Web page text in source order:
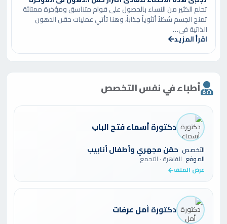
المتقدمة.
من هي أفضل دكتورة نساء وتوليد في
التجمع الخامس؟
تحديد الأفضل يعتمد على معايير مثل الخبرة،
تقييمات المرضى، والراحة الشخصية. الدكتورة هبة
أبو زيد تعتبر من بين الأفضل في التجمع الخامس
بفضل خبرتها الواسعة، تقييمات المرضى الإيجابية
التي تُبرز مهارتها وأسلوبها الودود، وبيئة عيادتها
المريحة. تعليقات المريضات تشير إلى أنها “مستمعة
جيدة”، مما يجعلها خيارًا مميزًا.
تحلم الكثير من النساء بالحصول على قوام متناسق ومؤخرة ممتلئة
تمنح الجسم شكلاً أنثوياً جذاباً، وهنا تأتي عمليات حقن الدهون
الذاتية في…
اقرأ المزيد
أطباء في نفس التخصص
دكتورةأسماء فتح الباب
التخصص حقن مجهري وأطفال أنابيب
الموقع القاهرة · التجمع
عرض الملف
دكتورةأمل عرفات